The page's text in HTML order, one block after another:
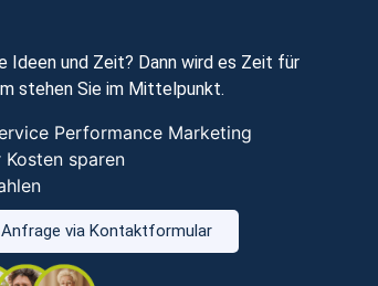
Ideen und Zeit? Dann wird es Zeit für
stehen Sie im Mittelpunkt.
Performance Marketing
sparen
Anfrage via Kontaktformular